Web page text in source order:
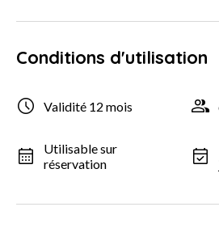
Conditions d'utilisation
Validité 12 mois
Utilisable sur
réservation